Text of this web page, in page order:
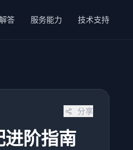
答 服务能力 技术支持
分享
阶指南